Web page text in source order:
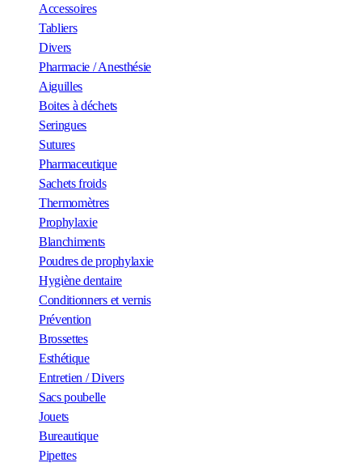
Accessoires
Tabliers
Divers
Pharmacie / Anesthésie
Aiguilles
Boites à déchets
Seringues
Sutures
Pharmaceutique
Sachets froids
Thermomètres
Prophylaxie
Blanchiments
Poudres de prophylaxie
Hygiène dentaire
Conditionners et vernis
Prévention
Brossettes
Esthétique
Entretien / Divers
Sacs poubelle
Jouets
Bureautique
Pipettes